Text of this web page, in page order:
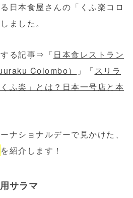
日本食屋さんの「くふ楽コロ
ました。
する記事⇒「日本食レストラン
Colombo）
」「スリラ
ふ楽」とは？日本一号店と本
ナショナルデーで見かけた、
を紹介します！
サラマ